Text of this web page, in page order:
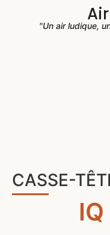
"Un air ludique,
CASSE-
IQ